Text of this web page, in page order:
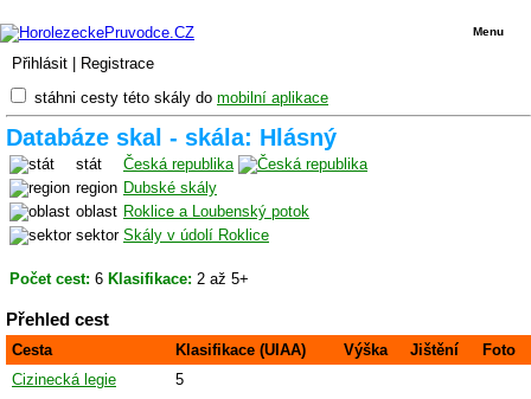
Přihlásit Registrace
Menu
stáhni cesty této skály do mobilní aplikace
Databáze skal - skála: Hlásný
stát
Česká republika
region Dubské skály
oblast Roklice a Loubenský potok
sektor Skály v údolí Roklice
Počet cest: 6 Klasifikace: 2 až 5+
Přehled cest
Cesta Klasifikace (UIAA) Výška Jištění
Foto
Cizinecká legie
5